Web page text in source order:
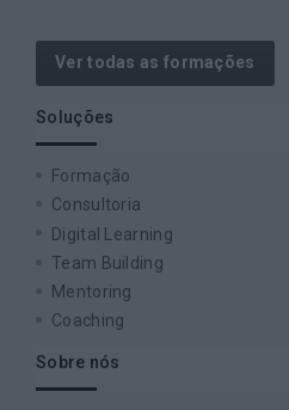
Ver todas as formações
Soluções
Formação
Consultoria
Digital Learning
Team Building
Mentoring
Coaching
Sobre nós